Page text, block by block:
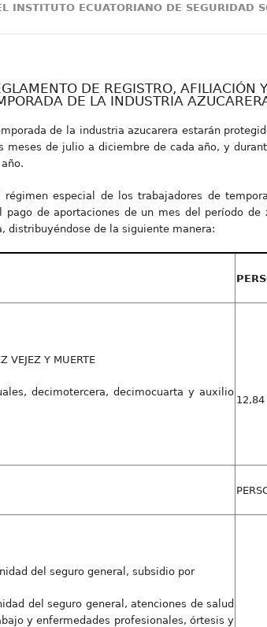
INSTITUTO ECUATORIANO DE SEGURIDAD
DE REGISTRO, AFILIACIÓN
DE LA INDUSTRIA
de la industria azucarera estarán
meses de julio a diciembre de cada año, y
especial de los trabajadores de
pago de aportaciones de un mes del período
distribuyéndose de la siguiente manera:
VEJEZ Y MUERTE
decimotercera, decimocuarta y auxilio
12,84
del seguro general, subsidio por
del seguro general, atenciones de salud
y enfermedades profesionales, órtesis y